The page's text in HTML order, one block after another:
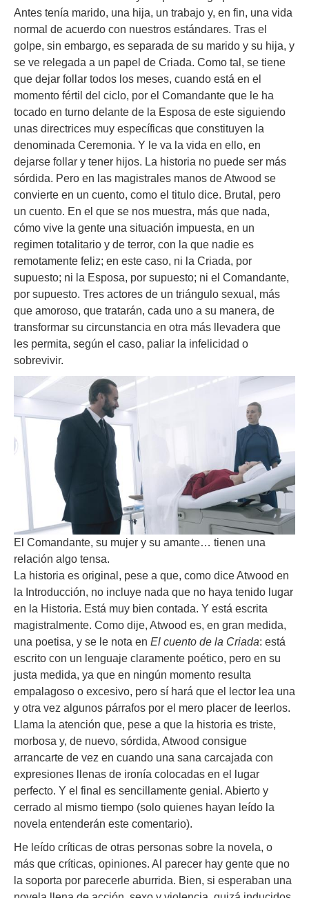
Antes tenía marido, una hija, un trabajo y, en fin, una vida
normal de acuerdo con nuestros estándares. Tras el
golpe, sin embargo, es separada de su marido y su hija, y
se ve relegada a un papel de Criada. Como tal, se tiene
que dejar follar todos los meses, cuando está en el
momento fértil del ciclo, por el Comandante que le ha
tocado en turno delante de la Esposa de este siguiendo
unas directrices muy específicas que constituyen la
denominada Ceremonia. Y le va la vida en ello, en
dejarse follar y tener hijos. La historia no puede ser más
sórdida. Pero en las magistrales manos de Atwood se
convierte en un cuento, como el titulo dice. Brutal, pero
un cuento. En el que se nos muestra, más que nada,
cómo vive la gente una situación impuesta, en un
regimen totalitario y de terror, con la que nadie es
remotamente feliz; en este caso, ni la Criada, por
supuesto; ni la Esposa, por supuesto; ni el Comandante,
por supuesto. Tres actores de un triángulo sexual, más
que amoroso, que tratarán, cada uno a su manera, de
transformar su circunstancia en otra más llevadera que
les permita, según el caso, paliar la infelicidad o
sobrevivir.
El Comandante, su mujer y su amante… tienen una
relación algo tensa.
La historia es original, pese a que, como dice Atwood en
la Introducción, no incluye nada que no haya tenido lugar
en la Historia. Está muy bien contada. Y está escrita
magistralmente. Como dije, Atwood es, en gran medida,
una poetisa, y se le nota en El cuento de la Criada: está
escrito con un lenguaje claramente poético, pero en su
justa medida, ya que en ningún momento resulta
empalagoso o excesivo, pero sí hará que el lector lea una
y otra vez algunos párrafos por el mero placer de leerlos.
Llama la atención que, pese a que la historia es triste,
morbosa y, de nuevo, sórdida, Atwood consigue
arrancarte de vez en cuando una sana carcajada con
expresiones llenas de ironía colocadas en el lugar
perfecto. Y el final es sencillamente genial. Abierto y
cerrado al mismo tiempo (solo quienes hayan leído la
novela entenderán este comentario).
He leído críticas de otras personas sobre la novela, o
más que críticas, opiniones. Al parecer hay gente que no
la soporta por parecerle aburrida. Bien, si esperaban una